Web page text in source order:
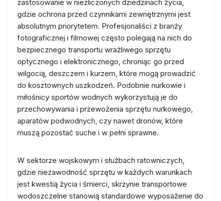
zastosowanie w niezliczonych dziedzinach życia,
gdzie ochrona przed czynnikami zewnętrznymi jest
absolutnym priorytetem. Profesjonaliści z branży
fotograficznej i filmowej często polegają na nich do
bezpiecznego transportu wrażliwego sprzętu
optycznego i elektronicznego, chroniąc go przed
wilgocią, deszczem i kurzem, które mogą prowadzić
do kosztownych uszkodzeń. Podobnie nurkowie i
miłośnicy sportów wodnych wykorzystują je do
przechowywania i przewożenia sprzętu nurkowego,
aparatów podwodnych, czy nawet dronów, które
muszą pozostać suche i w pełni sprawne.
W sektorze wojskowym i służbach ratowniczych,
gdzie niezawodność sprzętu w każdych warunkach
jest kwestią życia i śmierci, skrzynie transportowe
wodoszczelne stanowią standardowe wyposażenie do